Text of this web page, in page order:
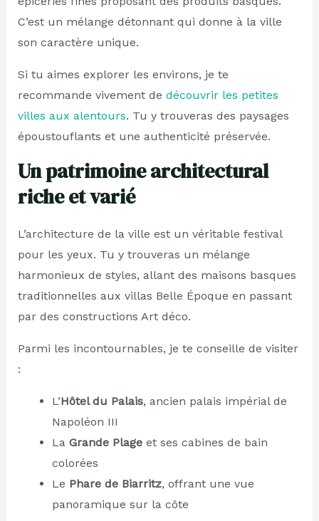
C’est un mélange détonnant qui donne à la ville
son caractère unique.
Si tu aimes explorer les environs, je te
recommande vivement de découvrir les petites
villes aux alentours. Tu y trouveras des paysages
époustouflants et une authenticité préservée.
Un patrimoine architectural
riche et varié
L’architecture de la ville est un véritable festival
pour les yeux. Tu y trouveras un mélange
harmonieux de styles, allant des maisons basques
traditionnelles aux villas Belle Époque en passant
par des constructions Art déco.
Parmi les incontournables, je te conseille de visiter
:
L’Hôtel du Palais, ancien palais impérial de
Napoléon III
La Grande Plageet ses cabines de bain
colorées
Le Phare de Biarritz, offrant une vue
panoramique sur la côte